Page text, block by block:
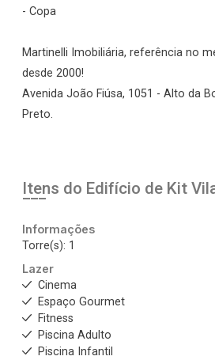
- Copa
Martinelli Imobiliária, referência no
desde 2000!
Avenida João Fiúsa, 1051 - Alto da
Preto.
Itens do Edifício de Kit
Informações
Torre(s): 1
Lazer
Cinema
Espaço Gourmet
Fitness
Piscina Adulto
Piscina Infantil